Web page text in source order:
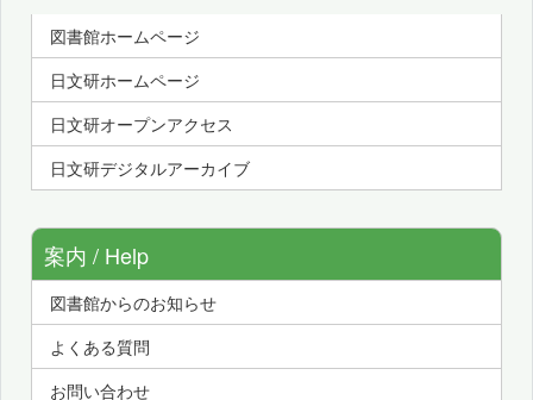
図書館ホームページ
日文研ホームページ
日文研オープンアクセス
日文研デジタルアーカイブ
案内 / Help
図書館からのお知らせ
よくある質問
お問い合わせ